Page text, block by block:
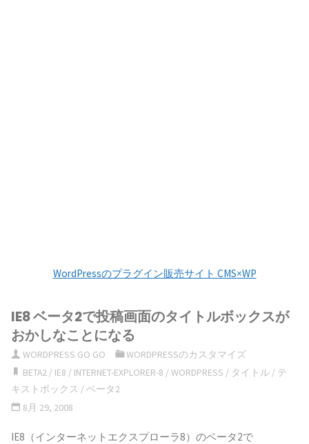
WordPressのプラグイン販売サイト CMS×WP
IE8 ベータ2で投稿画面のタイトルボックスが
おかしなことになる
WORDPRESS GO GO
WORDPRESSのカスタマイズ
BETA2/ IE8 / INTERNET-EXPLORER-8 /WORDPRESS / タイトル/ テ
キストボックス /ベータ2
8月 29, 2008
IE8（インターネットエクスプローラ8）のベータ2で